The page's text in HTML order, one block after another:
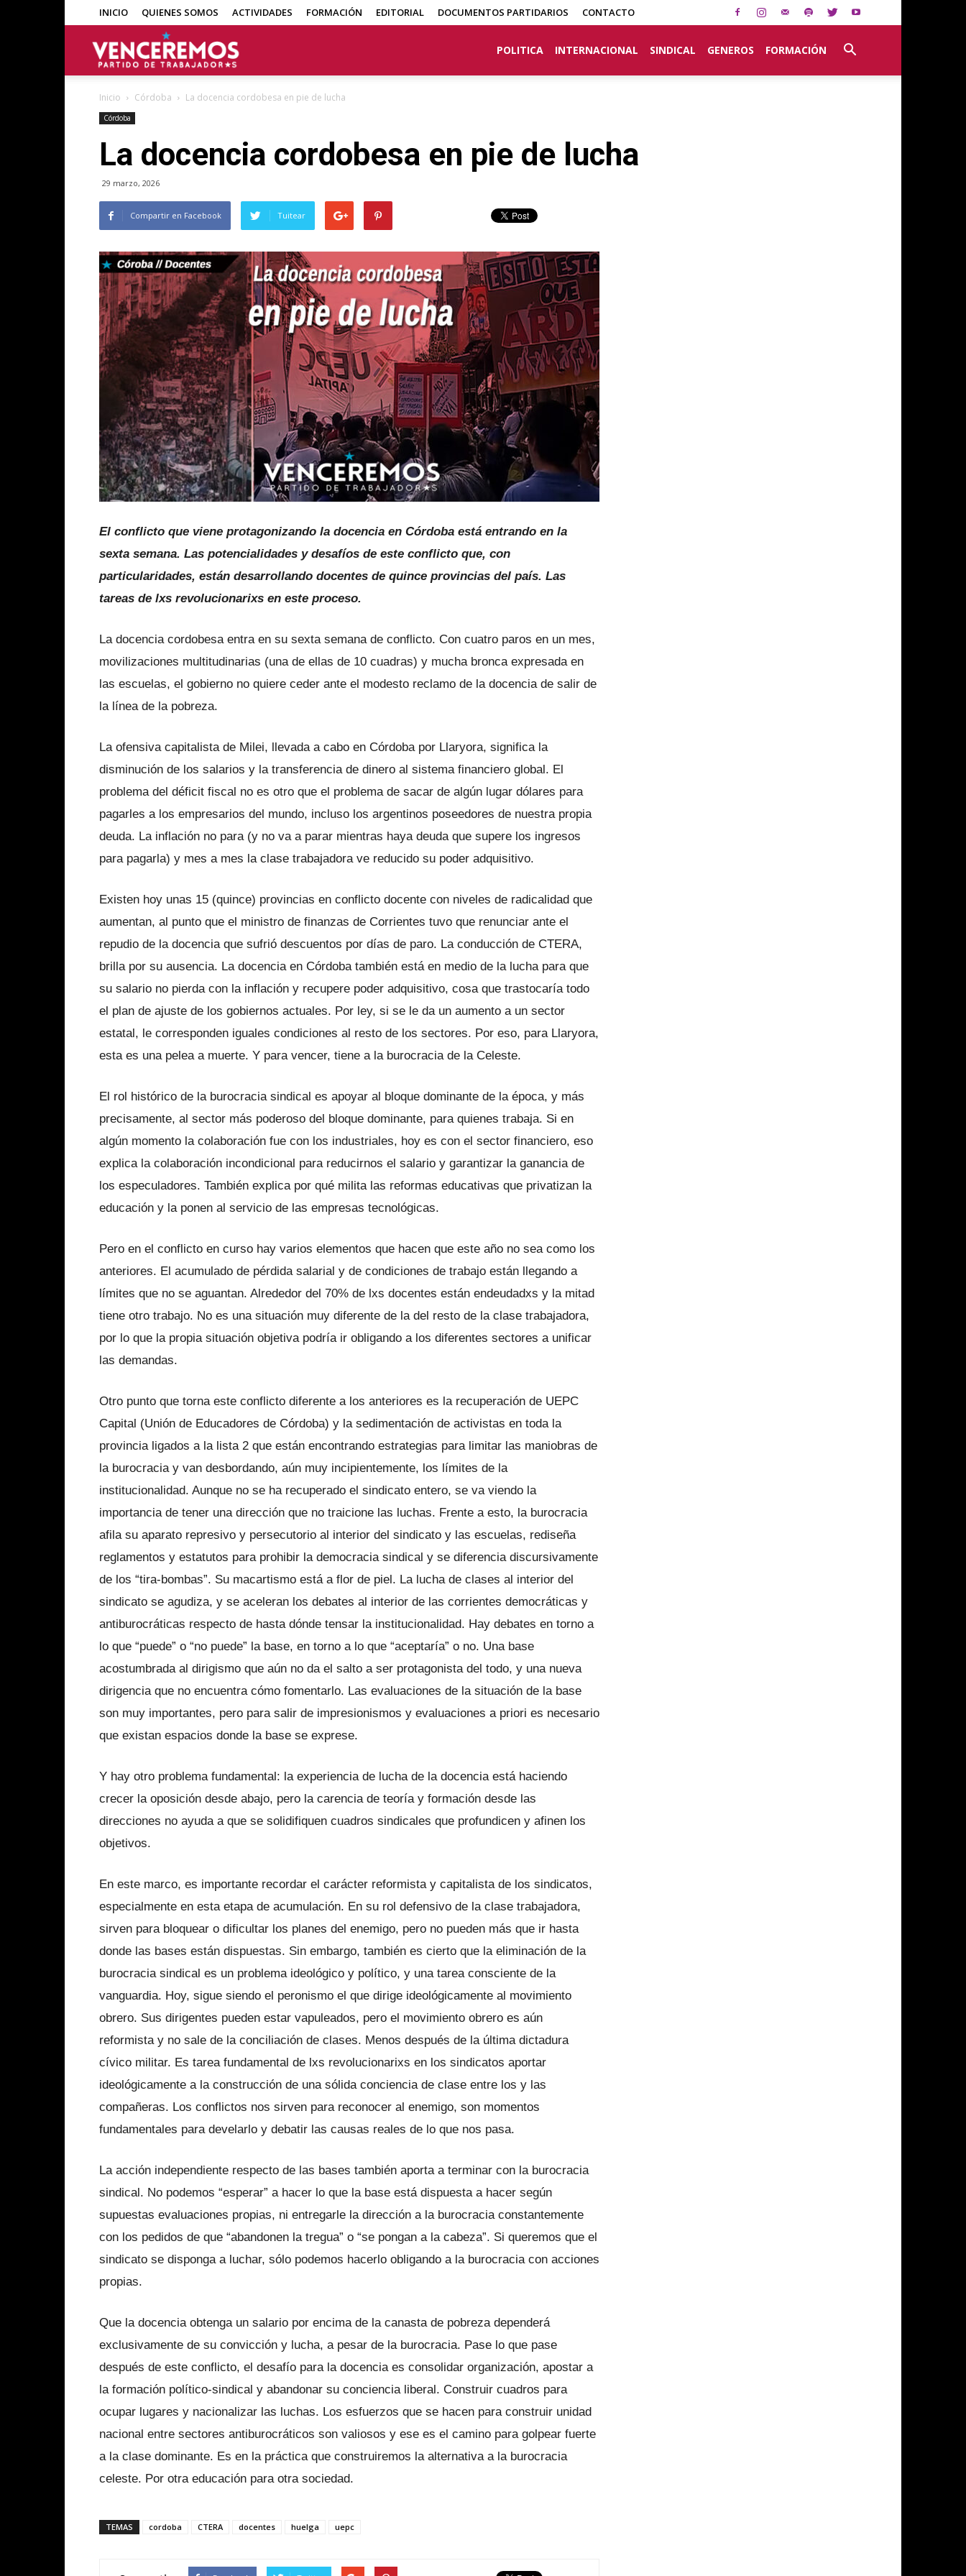
INICIO QUIENES SOMOS ACTIVIDADES FORMACIÓN EDITORIAL DOCUMENTOS PARTIDARIOS CONTACTO
POLITICA INTERNACIONAL SINDICAL GENEROS FORMACIÓN
Inicio Córdoba La docencia cordobesa en pie de lucha
Córdoba
La docencia cordobesa en pie de lucha
29 marzo, 2026
Compartir en Facebook Tuitear
El conflicto que viene protagonizando la docencia en Córdoba está entrando en la
sexta semana. Las potencialidades y desafíos de este conflicto que, con
particularidades, están desarrollando docentes de quince provincias del país. Las
tareas de lxs revolucionarixs en este proceso.
La docencia cordobesa entra en su sexta semana de conflicto. Con cuatro paros en un mes,
movilizaciones multitudinarias (una de ellas de 10 cuadras) y mucha bronca expresada en
las escuelas, el gobierno no quiere ceder ante el modesto reclamo de la docencia de salir de
la línea de la pobreza.
La ofensiva capitalista de Milei, llevada a cabo en Córdoba por Llaryora, significa la
disminución de los salarios y la transferencia de dinero al sistema financiero global. El
problema del déficit fiscal no es otro que el problema de sacar de algún lugar dólares para
pagarles a los empresarios del mundo, incluso los argentinos poseedores de nuestra propia
deuda. La inflación no para (y no va a parar mientras haya deuda que supere los ingresos
para pagarla) y mes a mes la clase trabajadora ve reducido su poder adquisitivo.
Existen hoy unas 15 (quince) provincias en conflicto docente con niveles de radicalidad que
aumentan, al punto que el ministro de finanzas de Corrientes tuvo que renunciar ante el
repudio de la docencia que sufrió descuentos por días de paro. La conducción de CTERA,
brilla por su ausencia. La docencia en Córdoba también está en medio de la lucha para que
su salario no pierda con la inflación y recupere poder adquisitivo, cosa que trastocaría todo
el plan de ajuste de los gobiernos actuales. Por ley, si se le da un aumento a un sector
estatal, le corresponden iguales condiciones al resto de los sectores. Por eso, para Llaryora,
esta es una pelea a muerte. Y para vencer, tiene a la burocracia de la Celeste.
El rol histórico de la burocracia sindical es apoyar al bloque dominante de la época, y más
precisamente, al sector más poderoso del bloque dominante, para quienes trabaja. Si en
algún momento la colaboración fue con los industriales, hoy es con el sector financiero, eso
explica la colaboración incondicional para reducirnos el salario y garantizar la ganancia de
los especuladores. También explica por qué milita las reformas educativas que privatizan la
educación y la ponen al servicio de las empresas tecnológicas.
Pero en el conflicto en curso hay varios elementos que hacen que este año no sea como los
anteriores. El acumulado de pérdida salarial y de condiciones de trabajo están llegando a
límites que no se aguantan. Alrededor del 70% de lxs docentes están endeudadxs y la mitad
tiene otro trabajo. No es una situación muy diferente de la del resto de la clase trabajadora,
por lo que la propia situación objetiva podría ir obligando a los diferentes sectores a unificar
las demandas.
Otro punto que torna este conflicto diferente a los anteriores es la recuperación de UEPC
Capital (Unión de Educadores de Córdoba) y la sedimentación de activistas en toda la
provincia ligados a la lista 2 que están encontrando estrategias para limitar las maniobras de
la burocracia y van desbordando, aún muy incipientemente, los límites de la
institucionalidad. Aunque no se ha recuperado el sindicato entero, se va viendo la
importancia de tener una dirección que no traicione las luchas. Frente a esto, la burocracia
afila su aparato represivo y persecutorio al interior del sindicato y las escuelas, rediseña
reglamentos y estatutos para prohibir la democracia sindical y se diferencia discursivamente
de los “tira-bombas”. Su macartismo está a flor de piel. La lucha de clases al interior del
sindicato se agudiza, y se aceleran los debates al interior de las corrientes democráticas y
antiburocráticas respecto de hasta dónde tensar la institucionalidad. Hay debates en torno a
lo que “puede” o “no puede” la base, en torno a lo que “aceptaría” o no. Una base
acostumbrada al dirigismo que aún no da el salto a ser protagonista del todo, y una nueva
dirigencia que no encuentra cómo fomentarlo. Las evaluaciones de la situación de la base
son muy importantes, pero para salir de impresionismos y evaluaciones a priori es necesario
que existan espacios donde la base se exprese.
Y hay otro problema fundamental: la experiencia de lucha de la docencia está haciendo
crecer la oposición desde abajo, pero la carencia de teoría y formación desde las
direcciones no ayuda a que se solidifiquen cuadros sindicales que profundicen y afinen los
objetivos.
En este marco, es importante recordar el carácter reformista y capitalista de los sindicatos,
especialmente en esta etapa de acumulación. En su rol defensivo de la clase trabajadora,
sirven para bloquear o dificultar los planes del enemigo, pero no pueden más que ir hasta
donde las bases están dispuestas. Sin embargo, también es cierto que la eliminación de la
burocracia sindical es un problema ideológico y político, y una tarea consciente de la
vanguardia. Hoy, sigue siendo el peronismo el que dirige ideológicamente al movimiento
obrero. Sus dirigentes pueden estar vapuleados, pero el movimiento obrero es aún
reformista y no sale de la conciliación de clases. Menos después de la última dictadura
cívico militar. Es tarea fundamental de lxs revolucionarixs en los sindicatos aportar
ideológicamente a la construcción de una sólida conciencia de clase entre los y las
compañeras. Los conflictos nos sirven para reconocer al enemigo, son momentos
fundamentales para develarlo y debatir las causas reales de lo que nos pasa.
La acción independiente respecto de las bases también aporta a terminar con la burocracia
sindical. No podemos “esperar” a hacer lo que la base está dispuesta a hacer según
supuestas evaluaciones propias, ni entregarle la dirección a la burocracia constantemente
con los pedidos de que “abandonen la tregua” o “se pongan a la cabeza”. Si queremos que el
sindicato se disponga a luchar, sólo podemos hacerlo obligando a la burocracia con acciones
propias.
Que la docencia obtenga un salario por encima de la canasta de pobreza dependerá
exclusivamente de su convicción y lucha, a pesar de la burocracia. Pase lo que pase
después de este conflicto, el desafío para la docencia es consolidar organización, apostar a
la formación político-sindical y abandonar su conciencia liberal. Construir cuadros para
ocupar lugares y nacionalizar las luchas. Los esfuerzos que se hacen para construir unidad
nacional entre sectores antiburocráticos son valiosos y ese es el camino para golpear fuerte
a la clase dominante. Es en la práctica que construiremos la alternativa a la burocracia
celeste. Por otra educación para otra sociedad.
TEMAS cordoba CTERA docentes huelga uepc